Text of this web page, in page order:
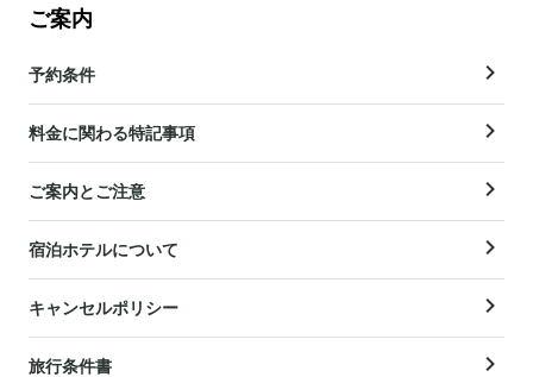
ご案内
予約条件
料金に関わる特記事項
ご案内とご注意
宿泊ホテルについて
キャンセルポリシー
旅行条件書